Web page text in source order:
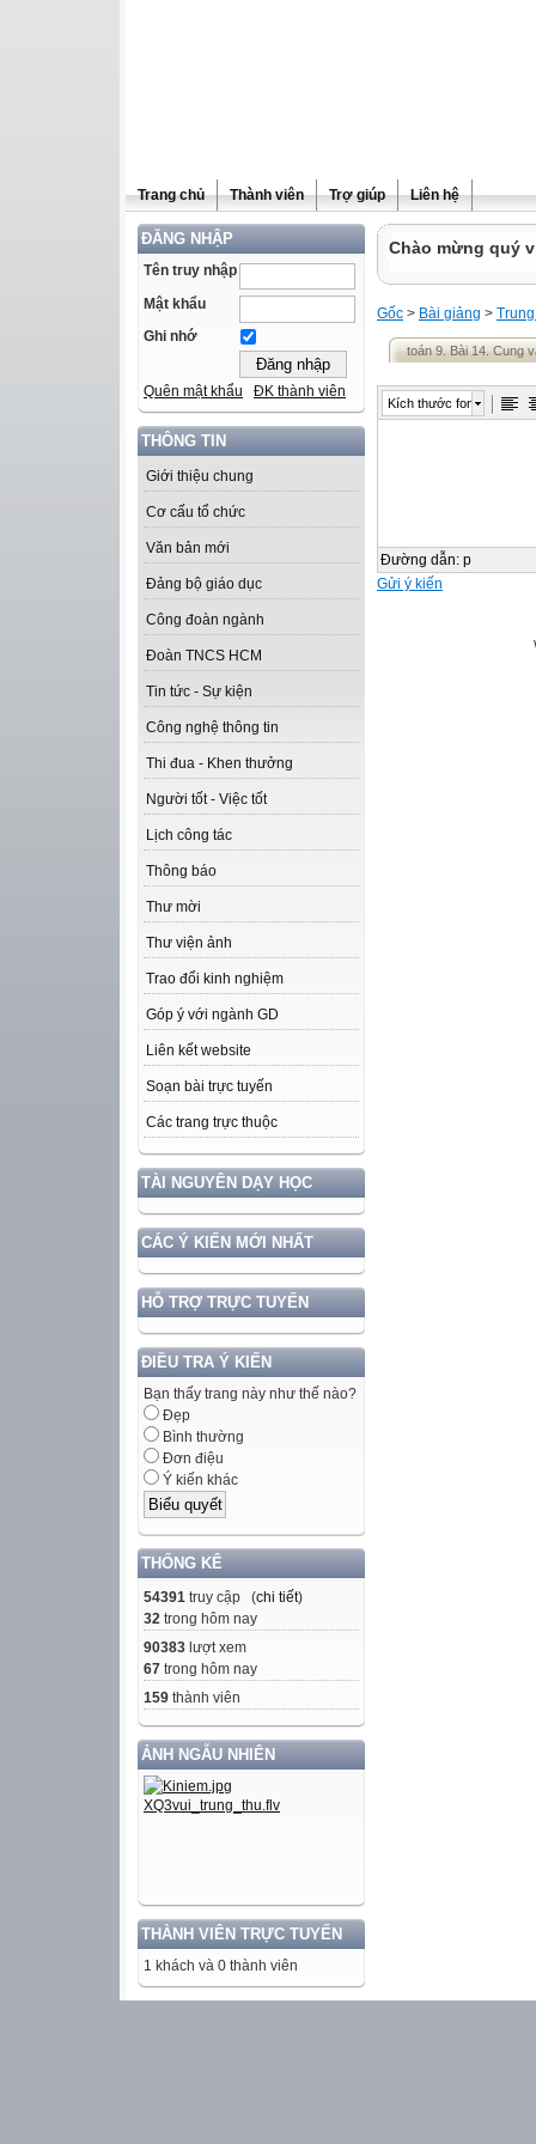
Trang chủ Thành viên Trợ giúp Liên hệ
ĐĂNG NHẬP
Tên truy nhập
Mật khẩu
Ghi nhớ
Quên mật khẩu ĐK thành viên
THÔNG TIN
Giới thiệu chung
Cơ cấu tổ chức
Văn bản mới
Đảng bộ giáo dục
Công đoàn ngành
Đoàn TNCS HCM
Tin tức - Sự kiện
Công nghệ thông tin
Thi đua - Khen thưởng
Người tốt - Việc tốt
Lịch công tác
Thông báo
Thư mời
Thư viện ảnh
Trao đổi kinh nghiệm
Góp ý với ngành GD
Liên kết website
Soạn bài trực tuyến
Các trang trực thuộc
TÀI NGUYÊN DẠY HỌC
CÁC Ý KIẾN MỚI NHẤT
HỖ TRỢ TRỰC TUYẾN
ĐIỀU TRA Ý KIẾN
Bạn thấy trang này như thế nào?
Đẹp
Bình thường
Đơn điệu
Ý kiến khác
THỐNG KÊ
54391 truy cập (chi tiết)
32 trong hôm nay
90383 lượt xem
67 trong hôm nay
159 thành viên
ẢNH NGẪU NHIÊN
THÀNH VIÊN TRỰC TUYẾN
1 khách và 0 thành viên
Chào mừng quý
Gốc > Bài giảng >
toán 9. Bài 14. Cung
Kích thước font
Đường dẫn: p
Gửi ý kiến